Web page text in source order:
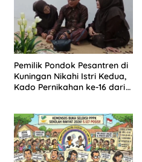
Pemilik Pondok Pesantren di
Kuningan Nikahi Istri Kedua,
Kado Pernikahan ke-16 dari